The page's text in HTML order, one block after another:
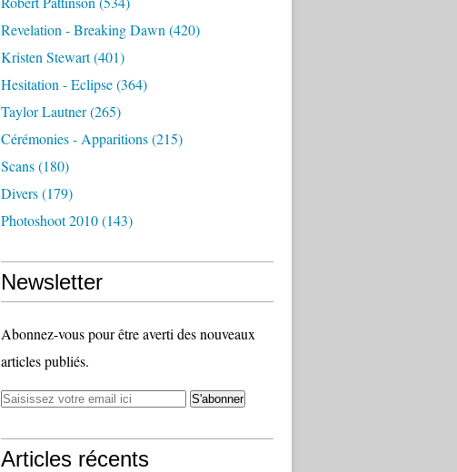
Revelation - Breaking Dawn (420)
Kristen Stewart(401)
Hesitation - Eclipse(364)
Taylor Lautner(265)
Cérémonies - Apparitions(215)
Scans(180)
Divers(179)
Photoshoot 2010(143)
Newsletter
Abonnez-vous pour être averti des nouveaux
articles publiés.
Articles récents